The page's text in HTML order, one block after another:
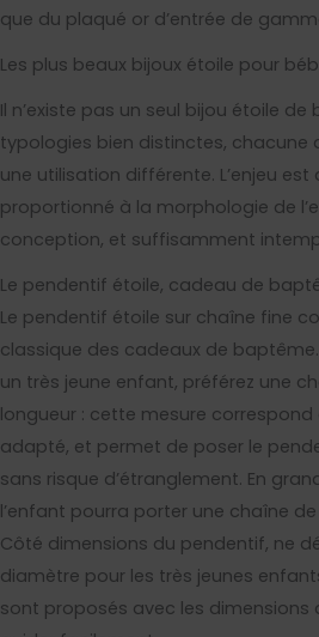
que du plaqué or d’entrée de
Les plus beaux bijoux étoile pour
Il n’existe pas un seul bijou étoile
typologies bien distinctes, chacune
une utilisation différente. L’enjeu
proportionné à la morphologie de
conception, et suffisamment
Le pendentif étoile, cadeau de
Le pendentif étoile sur chaîne fine
classique des cadeaux de
un très jeune enfant, préférez une
longueur : cette mesure
adapté, et permet de poser le
sans risque d’étranglement. En
l’enfant pourra porter une chaîne
Côté dimensions du pendentif, ne
diamètre pour les très jeunes
sont proposés avec les dimensions